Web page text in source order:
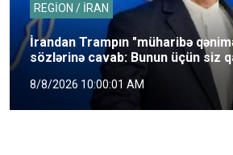
REGİON / İRAN
İrandan Trampın "müharibə
sözlərinə cavab: Bunun üçün siz
8/8/2026 10:00:01 AM